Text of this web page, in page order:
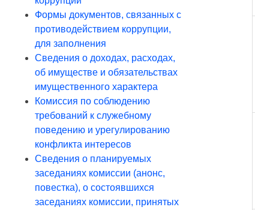
Формы документов, связанных с
противодействием коррупции,
для заполнения
Сведения о доходах, расходах,
об имуществе и обязательствах
имущественного характера
Комиссия по соблюдению
требований к служебному
поведению и урегулированию
конфликта интересов
Сведения о планируемых
заседаниях комиссии (анонс,
повестка), о состоявшихся
заседаниях комиссии, принятых